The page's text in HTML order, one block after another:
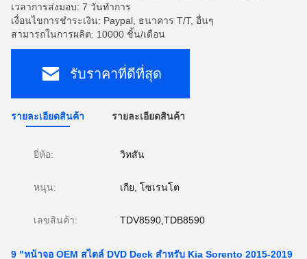
เวลาการส่งมอบ: 7 วันทำการ
เงื่อนไขการชำระเงิน: Paypal, ธนาคาร T/T, อื่นๆ
สามารถในการผลิต: 10000 ชิ้น/เดือน
รับราคาที่ดีที่สุด
รายละเอียดสินค้า รายละเอียดสินค้า
ยี่ห้อ: วิทสัน
หนุน: เกีย, โซเรนโต
เลขสินค้า: TDV8590,TDB8590
9 "หน้าจอ OEM สไตล์ DVD Deck สำหรับ Kia Sorento 2015-2019